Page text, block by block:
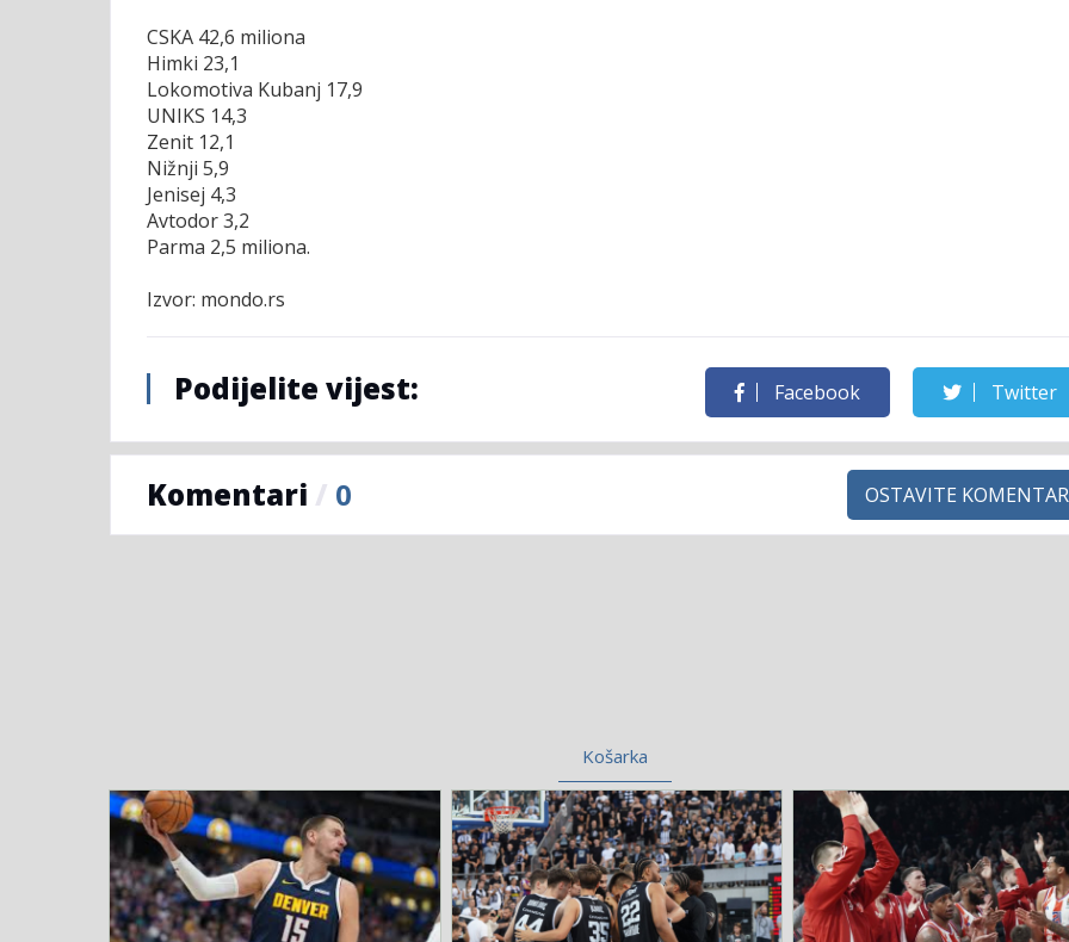
CSKA 42,6 miliona
Himki 23,1
Lokomotiva Kubanj 17,9
UNIKS 14,3
Zenit 12,1
Nižnji 5,9
Jenisej 4,3
Avtodor 3,2
Parma 2,5 miliona.
Izvor: mondo.rs
Podijelite vijest: Facebook Twitter
Komentari / 0 OSTAVITE KOMENTAR
Košarka